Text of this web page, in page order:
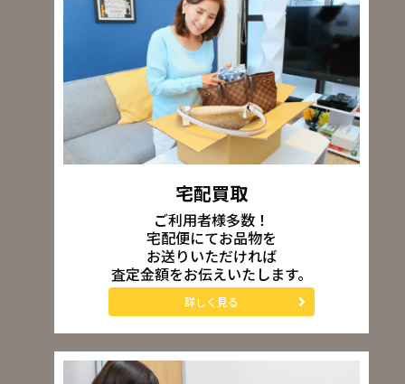
宅配買取
ご利用者様多数！
宅配便にてお品物を
お送りいただければ
査定金額をお伝えいたします。
詳しく見る